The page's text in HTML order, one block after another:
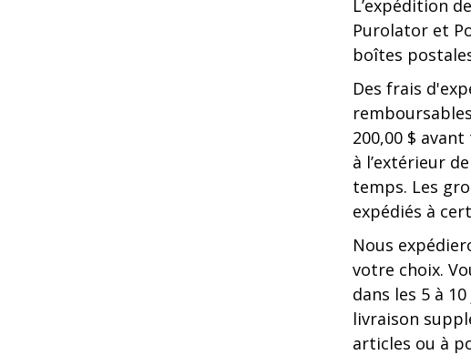
L’expédition
Purolator et
boîtes
Des frais
200,00 $
à l’extérieur
temps. Les
expédiés à
Nous
votre choix.
dans les 5 à
livraison
articles ou à